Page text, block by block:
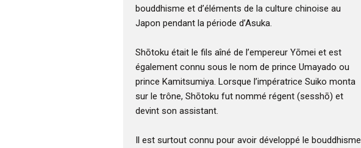
bouddhisme et d’éléments de la culture chinoise au
Japon pendant la période d’Asuka.
Shōtoku était le fils aîné de l’empereur Yōmei et est
également connu sous le nom de prince Umayado ou
prince Kamitsumiya. Lorsque l’impératrice Suiko monta
sur le trône, Shōtoku fut nommé régent (sesshō) et
devint son assistant.
Il est surtout connu pour avoir développé le bouddhisme